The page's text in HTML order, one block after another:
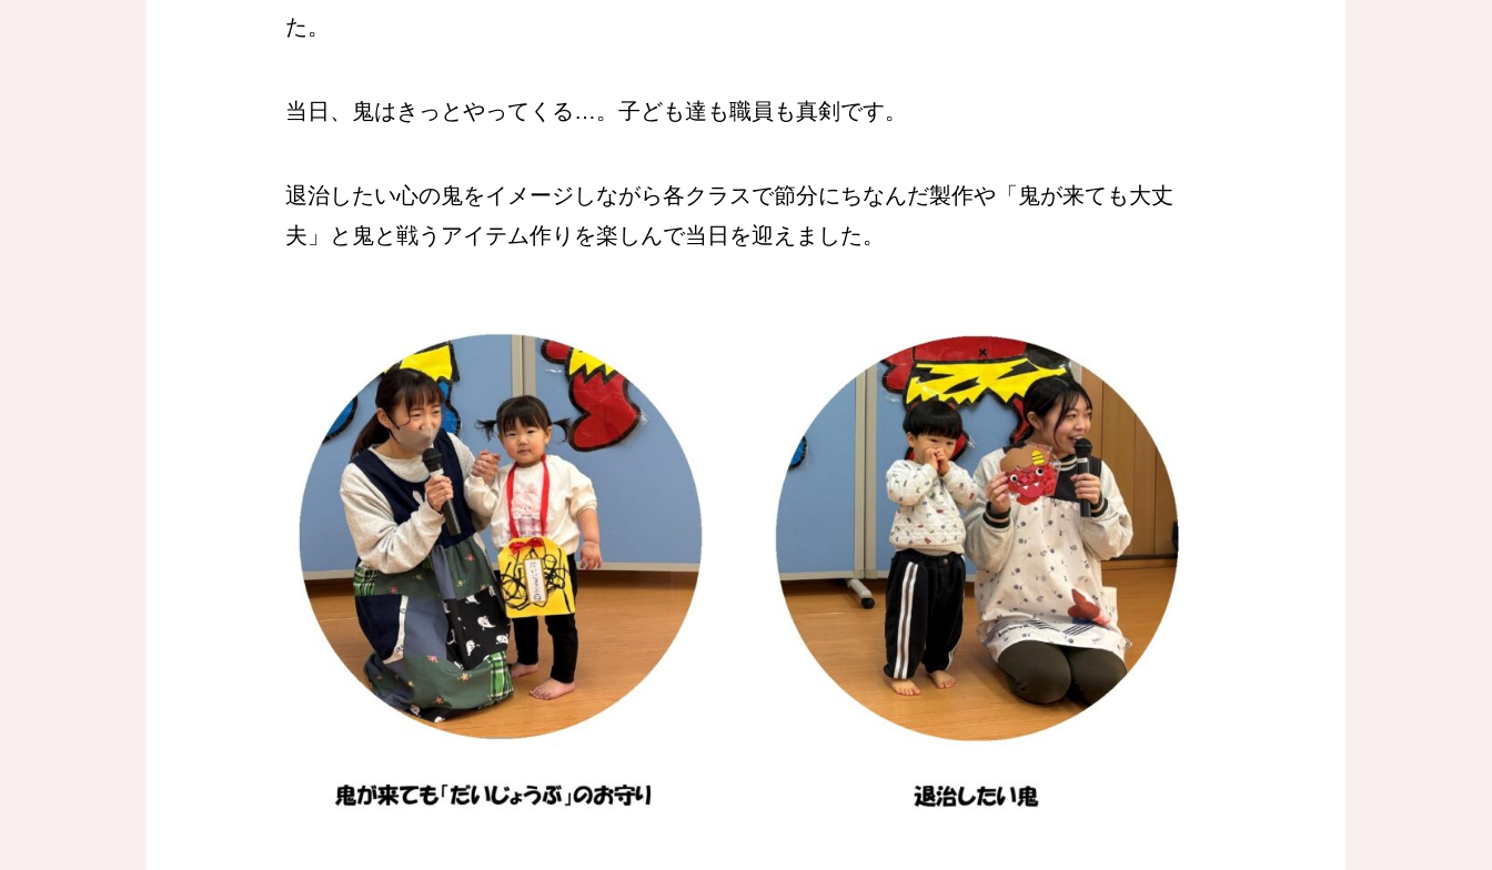
た。
当日、鬼はきっとやってくる…。子ども達も職員も真剣です。
退治したい心の鬼をイメージしながら各クラスで節分にちなんだ製作や「鬼が来ても大丈
夫」と鬼と戦うアイテム作りを楽しんで当日を迎えました。